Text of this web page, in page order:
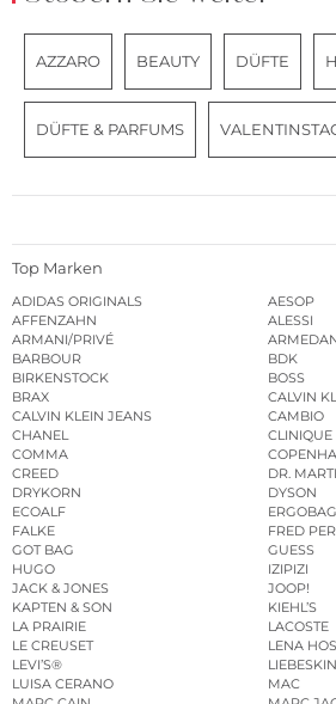
AZZARO BEAUTY DÜFTE
DÜFTE & PARFUMS
Top Marken
ADIDAS ORIGINALS
AESOP
AFFENZAHN
ALESSI
ARMANI/PRIVÉ
BARBOUR
BDK
BIRKENSTOCK
BOSS
BRAX
CALVIN
CALVIN KLEIN JEANS
CAMBIO
CHANEL
CLINIQUE
COMMA
CREED
DR.
DRYKORN
DYSON
ECOALF
ERGOBAG
FALKE
FRED
GOT BAG
GUESS
HUGO
IZIPIZI
JACK & JONES
JOOP!
KAPTEN & SON
KIEHL’S
LA PRAIRIE
LACOSTE
LE CREUSET
LENA
LEVI’S®
LUISA CERANO
MAC